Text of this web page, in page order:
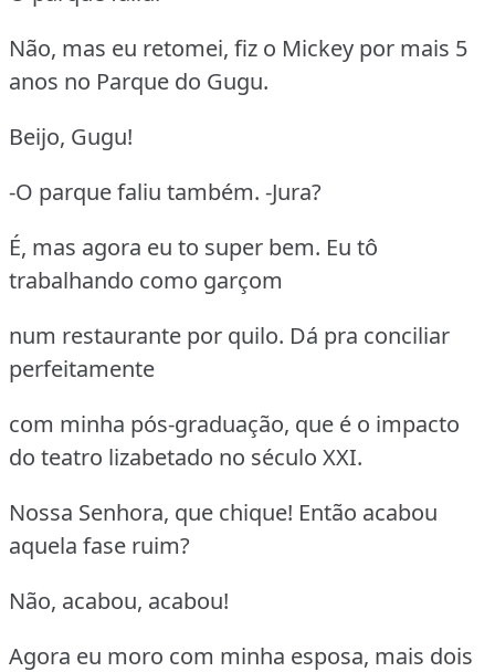
Não, mas eu retomei, fiz o Mickey por mais 5
anos no Parque do Gugu.
Beijo, Gugu!
-O parque faliu também. -Jura?
É, mas agora eu to super bem. Eu tô
trabalhando como garçom
num restaurante por quilo. Dá pra conciliar
perfeitamente
com minha pós-graduação, que é o impacto
do teatro lizabetado no século XXI.
Nossa Senhora, que chique! Então acabou
aquela fase ruim?
Não, acabou, acabou!
Agora eu moro com minha esposa, mais dois